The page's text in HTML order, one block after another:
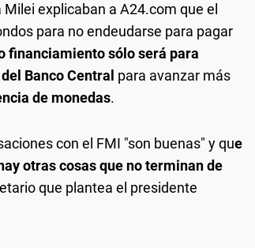
explicaban a A24.com que el
para no endeudarse para pagar
financiamiento sólo será para
Banco Central para avanzar más
de monedas.
con el FMI "son buenas" y que
otras cosas que no terminan de
que plantea el presidente